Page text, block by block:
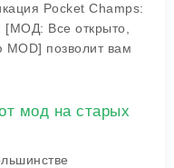
Pocket Champs:
[МОД: Все открыто,
позволит вам
мод на старых